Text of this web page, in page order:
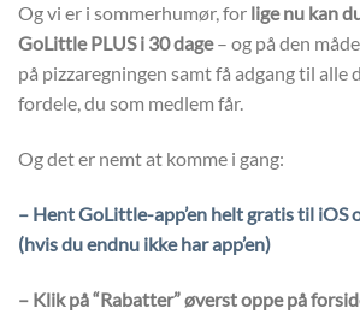
Og vi er i sommerhumør, for lige nu kan
GoLittle PLUS i 30 dage– og på den
på pizzaregningen samt få adgang til alle
fordele, du som medlem får.
Og det er nemt at komme i gang:
– Hent GoLittle-app’en helt gratis til iOS
(hvis du endnu ikke har app’en)
– Klik på “Rabatter” øverst oppe på